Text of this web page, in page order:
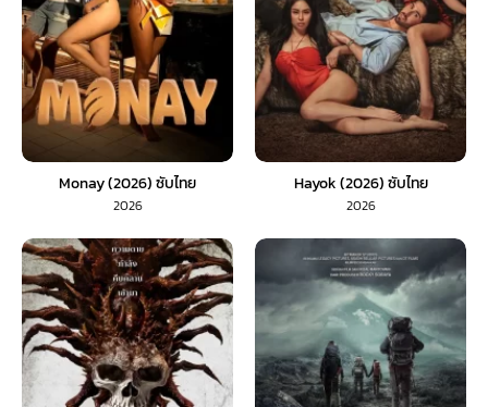
Monay (2026) ซับไทย
2026
Hayok (2026) ซับไทย
2026